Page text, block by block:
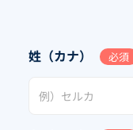
姓（カナ） 必須